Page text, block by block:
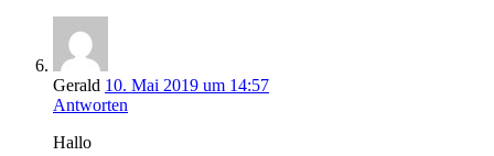
Gerald 10. Mai 2019 um 14:57
Antworten
Hallo